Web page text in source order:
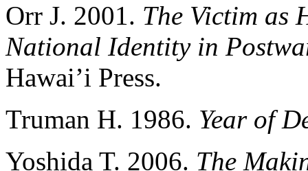
Orr J. 2001. The Victim as
National Identity in
Hawai’i Press.
Truman Н. 1986. Year of
Yoshida T. 2006. The